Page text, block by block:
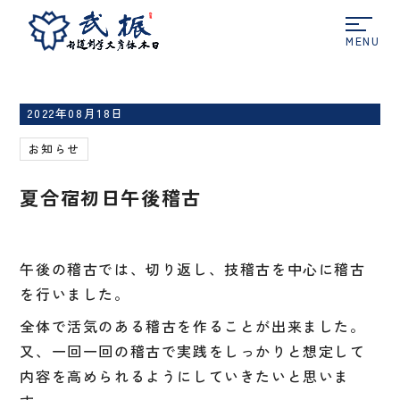
ホーム お知らせ
2022年08月18日
お知らせ
夏合宿初日午後稽古
午後の稽古では、切り返し、技稽古を中心に稽古
を行いました。
全体で活気のある稽古を作ることが出来ました。
又、一回一回の稽古で実践をしっかりと想定して
内容を高められるようにしていきたいと思いま